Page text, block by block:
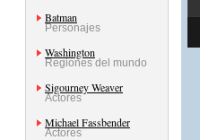
Batman
Personajes
Washington
Regiones del mundo
Sigourney Weaver
Actores
Michael Fassbender
Actores